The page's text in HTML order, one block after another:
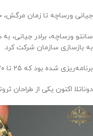
جیانی ورساچه تا زمان
به بازسازی سازمان شرکت کرد.
برنامه‌ریزی شده بود که ۲۵ تا ۳۰ درصد دارایی شرکت به بورس سهام واگذار شود. جیانی ورساچه مالک ۴۵ درصد، دوناتلا ۲۰ درصد و سانتو ورساچه مالک ۳۵ درصد از سهام شرکت بودند.
دوناتلا اکنون یکی از